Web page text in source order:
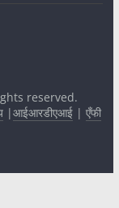
reserved.
|आईआरडीएआई| एँफी